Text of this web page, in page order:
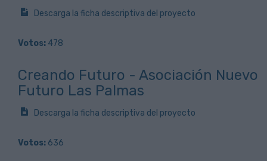
Descarga la ficha descriptiva del proyecto
Votos: 478
Creando Futuro - Asociación Nuevo
Futuro Las Palmas
Descarga la ficha descriptiva del proyecto
Votos: 636